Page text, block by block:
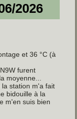
2026
et 36 °C (à
furent
moyenne...
station m'a fait
bidouille à la
m'en suis bien